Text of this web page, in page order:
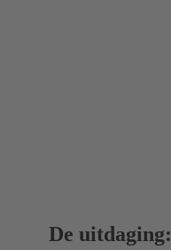
De uitdaging: